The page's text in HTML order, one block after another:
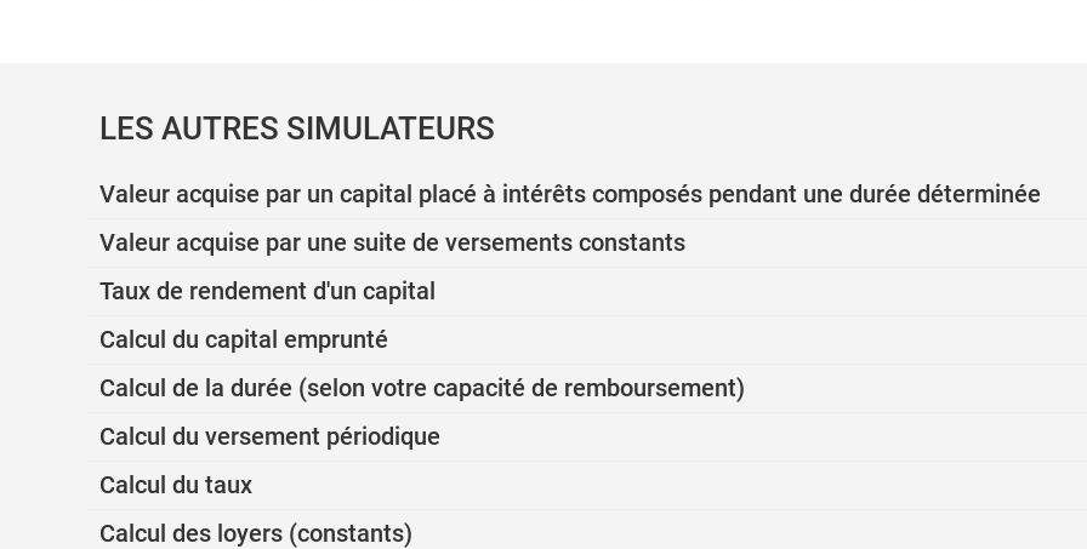
LES AUTRES SIMULATEURS
Valeur acquise par un capital placé à intérêts composés pendant une durée déterminée
Valeur acquise par une suite de versements constants
Taux de rendement d'un capital
Calcul du capital emprunté
Calcul de la durée (selon votre capacité de remboursement)
Calcul du versement périodique
Calcul du taux
Calcul des loyers (constants)